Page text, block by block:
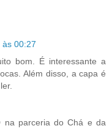
às 00:27
bom. É interessante a
Além disso, a capa é
na parceria do Chá e da